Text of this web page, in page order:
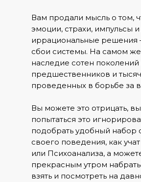
Вам продали мысль о том,
эмоции, страхи, импульсы
иррациональные решения
сбои системы. На самом же
наследие сотен
предшественников и тысяч
проведенных в борьбе за
Вы можете это отрицать,
попытаться это
подобрать удобный набор
своего поведения, как
или Психоанализа, а
прекрасным утром
взять и посмотреть на